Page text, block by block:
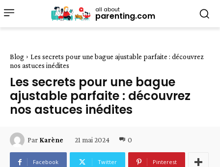
all about
parenting.com
Blog
Les secrets pour une bague ajustable parfaite : découvrez
nos astuces inédites
Les secrets pour une bague
ajustable parfaite : découvrez
nos astuces inédites
Par Karène 21 mai 2024 0
Facebook Twitter Pinterest